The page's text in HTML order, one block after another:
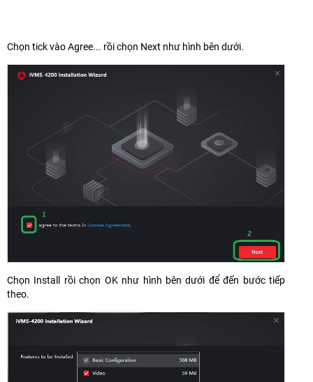
Chọn tick vào Agree... rồi chọn Next như hình bên dưới.
Chọn Install rồi chọn OK như hình bên dưới để đến bước tiếp
theo.